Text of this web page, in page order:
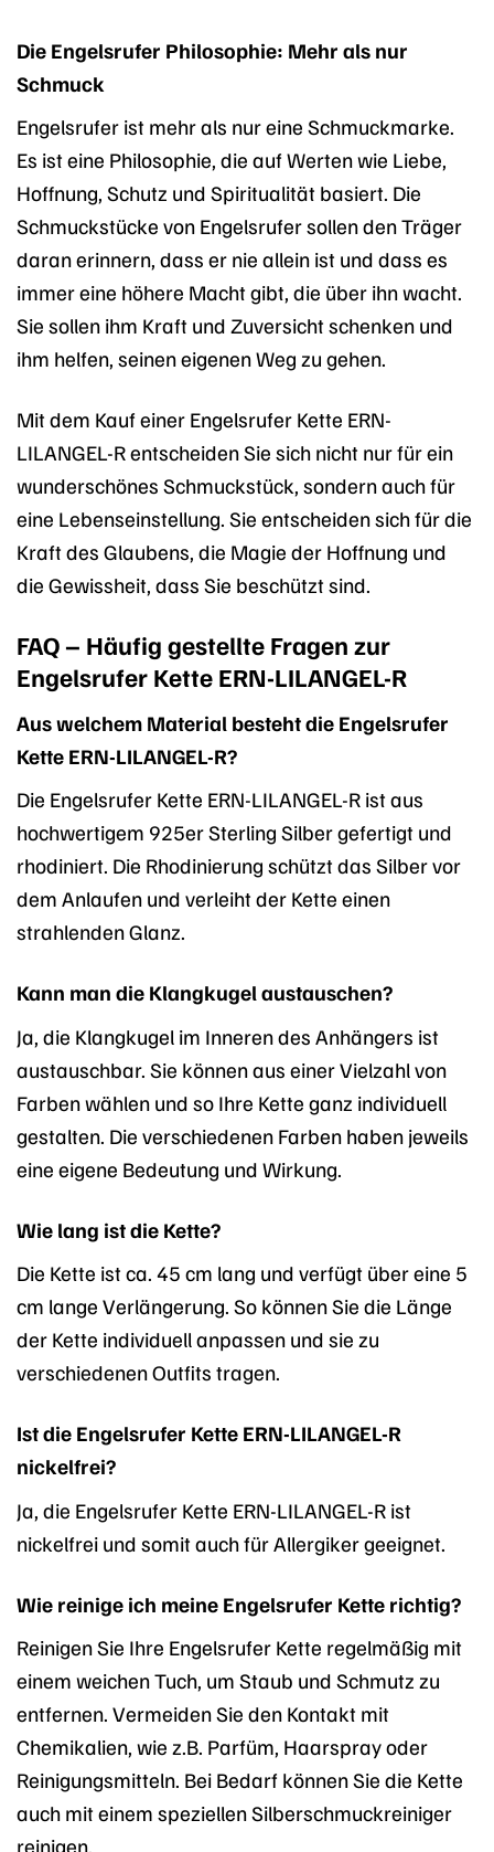
Die Engelsrufer Philosophie: Mehr als nur
Schmuck
Engelsrufer ist mehr als nur eine Schmuckmarke.
Es ist eine Philosophie, die auf Werten wie Liebe,
Hoffnung, Schutz und Spiritualität basiert. Die
Schmuckstücke von Engelsrufer sollen den Träger
daran erinnern, dass er nie allein ist und dass es
immer eine höhere Macht gibt, die über ihn wacht.
Sie sollen ihm Kraft und Zuversicht schenken und
ihm helfen, seinen eigenen Weg zu gehen.
Mit dem Kauf einer Engelsrufer Kette ERN-
LILANGEL-R entscheiden Sie sich nicht nur für ein
wunderschönes Schmuckstück, sondern auch für
eine Lebenseinstellung. Sie entscheiden sich für die
Kraft des Glaubens, die Magie der Hoffnung und
die Gewissheit, dass Sie beschützt sind.
FAQ – Häufig gestellte Fragen zur
Engelsrufer Kette ERN-LILANGEL-R
Aus welchem Material besteht die Engelsrufer
Kette ERN-LILANGEL-R?
Die Engelsrufer Kette ERN-LILANGEL-R ist aus
hochwertigem 925er Sterling Silber gefertigt und
rhodiniert. Die Rhodinierung schützt das Silber vor
dem Anlaufen und verleiht der Kette einen
strahlenden Glanz.
Kann man die Klangkugel austauschen?
Ja, die Klangkugel im Inneren des Anhängers ist
austauschbar. Sie können aus einer Vielzahl von
Farben wählen und so Ihre Kette ganz individuell
gestalten. Die verschiedenen Farben haben jeweils
eine eigene Bedeutung und Wirkung.
Wie lang ist die Kette?
Die Kette ist ca. 45 cm lang und verfügt über eine 5
cm lange Verlängerung. So können Sie die Länge
der Kette individuell anpassen und sie zu
verschiedenen Outfits tragen.
Ist die Engelsrufer Kette ERN-LILANGEL-R
nickelfrei?
Ja, die Engelsrufer Kette ERN-LILANGEL-R ist
nickelfrei und somit auch für Allergiker geeignet.
Wie reinige ich meine Engelsrufer Kette richtig?
Reinigen Sie Ihre Engelsrufer Kette regelmäßig mit
einem weichen Tuch, um Staub und Schmutz zu
entfernen. Vermeiden Sie den Kontakt mit
Chemikalien, wie z.B. Parfüm, Haarspray oder
Reinigungsmitteln. Bei Bedarf können Sie die Kette
auch mit einem speziellen Silberschmuckreiniger
reinigen.